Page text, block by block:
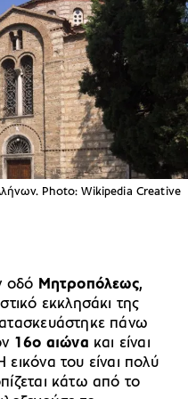
Photo: Wikipedia Creative
οδό Μητροπόλεως,
εκκλησάκι της
πάνω
16ο αιώνα και είναι
του είναι πολύ
κάτω από το